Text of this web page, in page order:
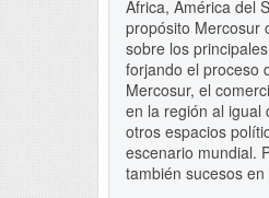
África, América del
propósito Mercosur
sobre los
forjando el proceso
Mercosur, el
en la región al igual
otros espacios
escenario mundial.
también sucesos